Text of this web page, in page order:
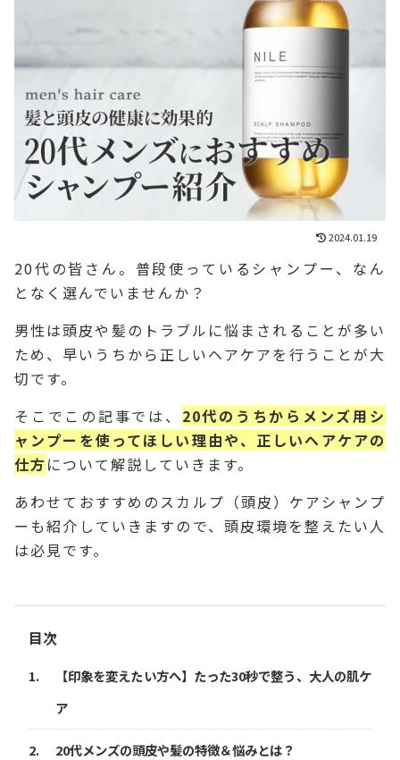
2024.01.19
20代の皆さん。普段使っているシャンプー、なん
となく選んでいませんか？
男性は頭皮や髪のトラブルに悩まされることが多い
ため、早いうちから正しいヘアケアを行うことが大
切です。
そこでこの記事では、 20代のうちからメンズ用シ
ャンプーを使ってほしい理由や、正しいヘアケアの
仕方について解説していきます。
あわせておすすめのスカルプ（頭皮）ケアシャンプ
ーも紹介していきますので、頭皮環境を整えたい人
は必見です。
目次
【印象を変えたい方へ】たった30秒で整う、大人の肌ケ
ア
20代メンズの頭皮や髪の特徴＆悩みとは？